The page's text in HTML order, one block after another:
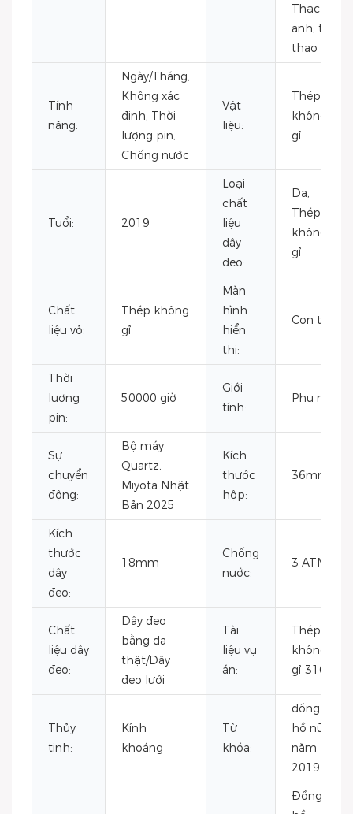
Thạch
anh, thể
thao
Tính
năng:
Ngày/Tháng,
Không xác
định, Thời
lượng pin,
Chống nước
Vật
liệu:
Thép
không
gỉ
Tuổi: 2019
Loại
chất
liệu
dây
đeo:
Da,
Thép
không
gỉ
Chất
liệu vỏ:
Thép không
gỉ
Màn
hình
hiển
thị:
Con trỏ
Thời
lượng
pin:
50000 giờ
Giới
tính:
Phụ nữ
Sự
chuyển
động:
Bộ máy
Quartz,
Miyota Nhật
Bản 2025
Kích
thước
hộp:
36mm
Kích
thước
dây
đeo:
18mm
Chống
nước:
3 ATM
Chất
liệu dây
đeo:
Dây đeo
bằng da
thật/Dây
đeo lưới
Tài
liệu vụ
án:
Thép
không
gỉ 316L
Thủy
tinh:
Kính
khoáng
Từ
khóa:
đồng
hồ nữ
năm
2019
Đồng